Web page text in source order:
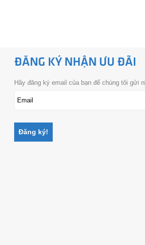
ĐĂNG KÝ NHẬN ƯU ĐÃI
Hãy đăng ký email của bạn để chúng tôi gửi